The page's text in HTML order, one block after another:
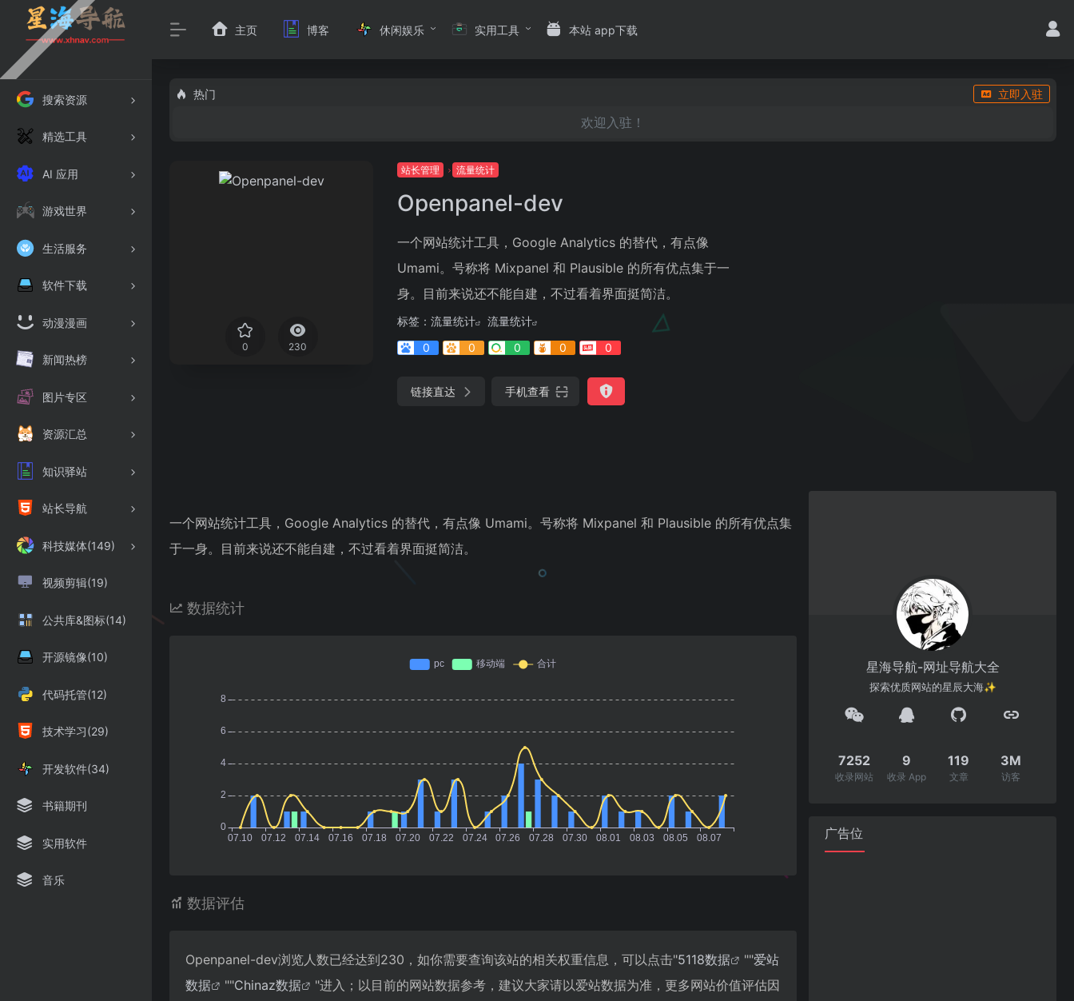
搜索资源
精选工具
AI 应用
游戏世界
生活服务
软件下载
动漫漫画
新闻热榜
图片专区
资源汇总
知识驿站
站长导航
科技媒体(149)
视频剪辑(19)
公共库&图标(14)
开源镜像(10)
代码托管(12)
技术学习(29)
开发软件(34)
书籍期刊
实用软件
音乐
主页 博客 休闲娱乐 实用工具 本站 app下载
热门 立即入驻
欢迎入驻！
0 230
站长管理 流量统计
Openpanel-dev
一个网站统计工具，Google Analytics 的替代，有点像
Umami。号称将 Mixpanel 和 Plausible 的所有优点集于一
身。目前来说还不能自建，不过看着界面挺简洁。
标签： 流量统计
流量统计
0
0 0 0 0
链接直达 手机查看
一个网站统计工具，Google Analytics 的替代，有点像 Umami。号称将 Mixpanel 和 Plausible 的所有优点集
于一身。目前来说还不能自建，不过看着界面挺简洁。
数据统计
数据评估
Openpanel-dev浏览人数已经达到230，如你需要查询该站的相关权重信息，可以点击"5118数据 ""爱站
数据
""Chinaz数据
"进入；以目前的网站数据参考，建议大家请以爱站数据为准，更多网站价值评估因
星海导航-网址导航大全
探索优质网站的星辰大海✨
7252
收录网站
9
收录 App
119
文章
3M
访客
广告位